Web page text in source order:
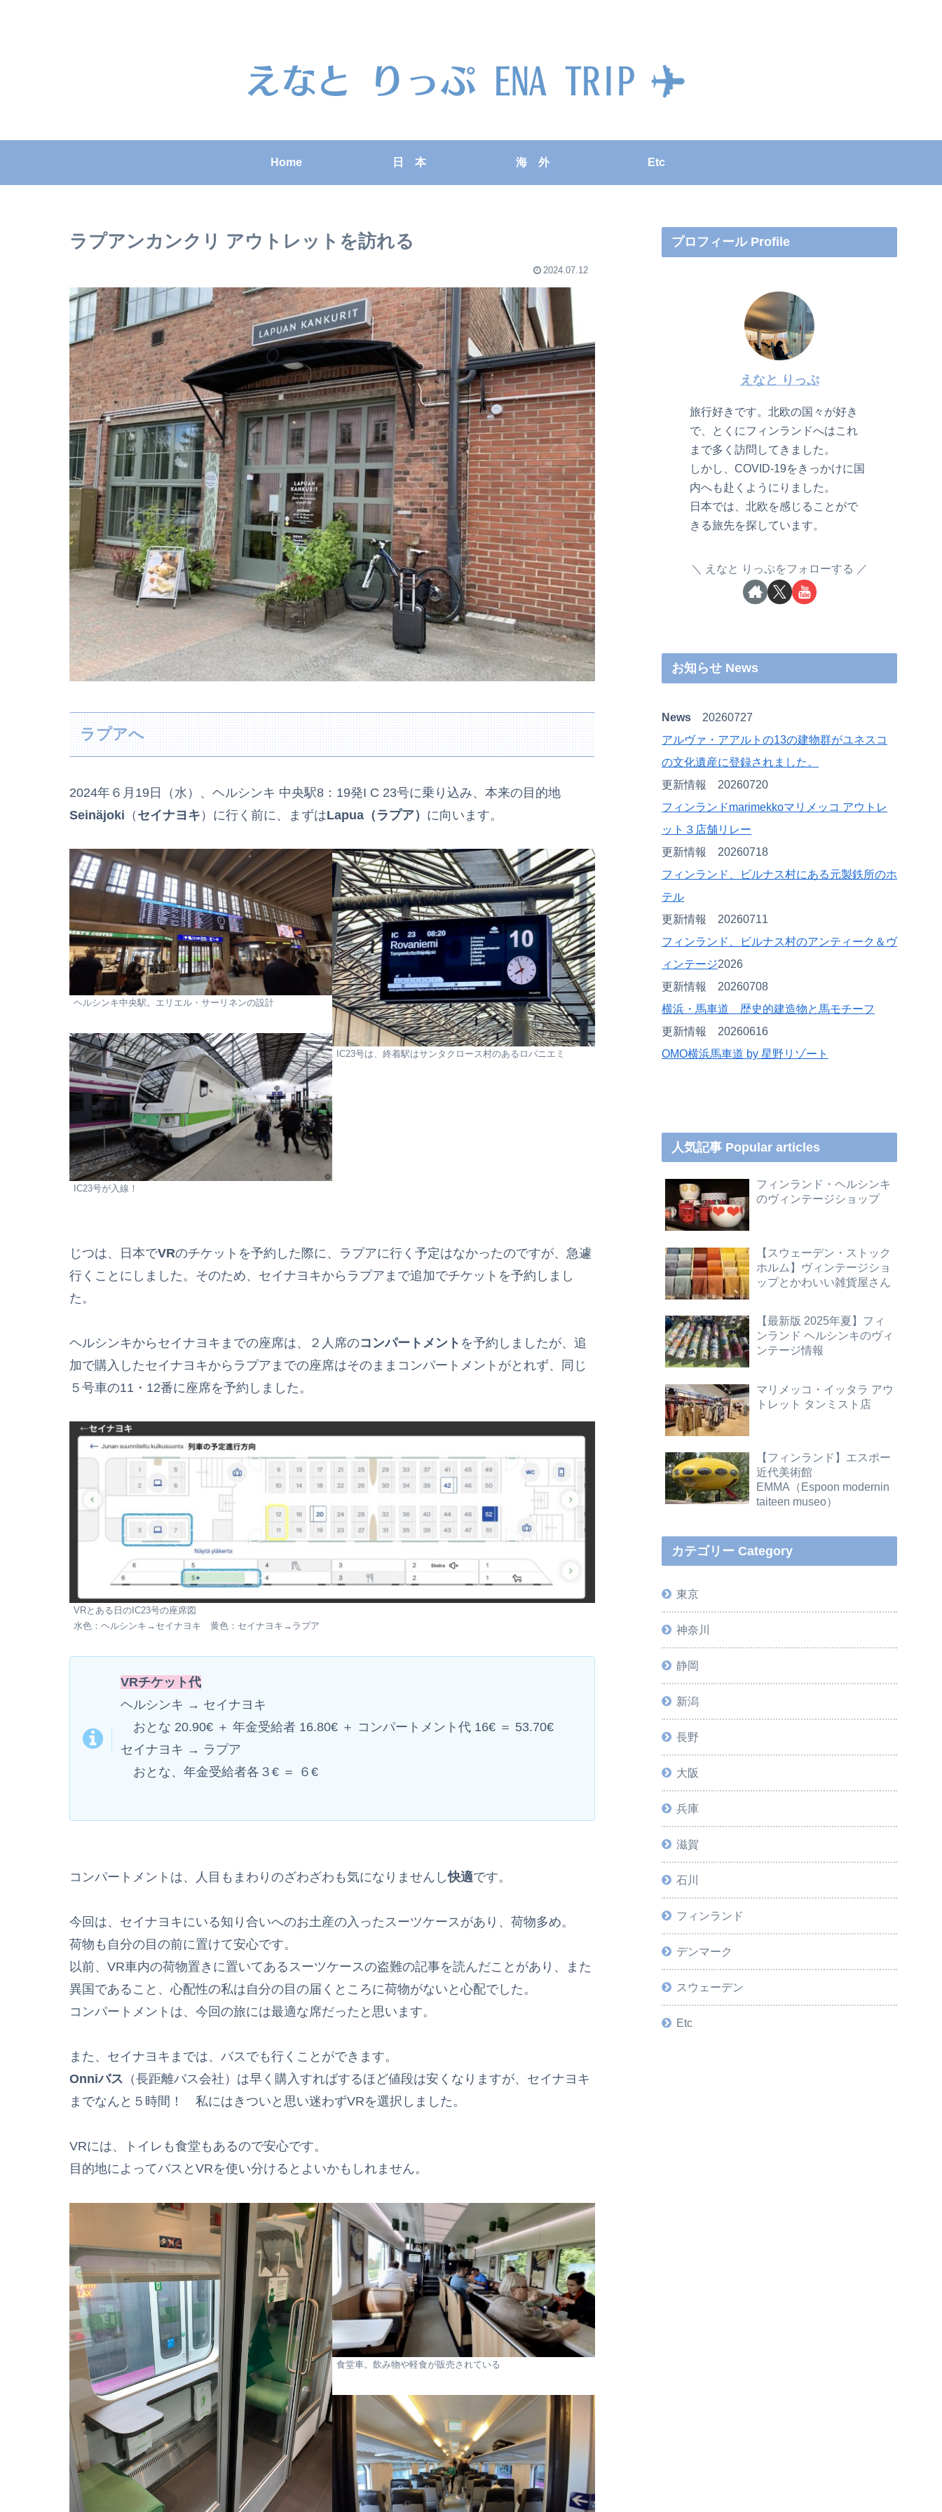
Home 日 本 海 外 Etc
ラプアンカンクリ アウトレットを訪れる
2024.07.12
ラプアへ
2024年６月19日（水）、ヘルシンキ 中央駅8：19発I C 23号に乗り込み、本来の目的地
Seinäjoki （ セイナヨキ ）に行く前に、まずはLapua（ラプア） に向います。
ヘルシンキ中央駅。エリエル・サーリネンの設計
IC23号が入線！
IC23号は、終着駅はサンタクロース村のあるロバニエミ
じつは、日本でVRのチケットを予約した際に、ラプアに行く予定はなかったのですが、急遽
行くことにしました。そのため、セイナヨキからラプアまで追加でチケットを予約しまし
た。
ヘルシンキからセイナヨキまでの座席は、２人席のコンパートメント を予約しましたが、追
加で購入したセイナヨキからラプアまでの座席はそのままコンパートメントがとれず、同じ
５号車の11・12番に座席を予約しました。
VRとある日のIC23号の座席図
水色：ヘルシンキ→セイナヨキ 黄色：セイナヨキ→ラプア
VRチケット代
ヘルシンキ → セイナヨキ
おとな 20.90€ ＋ 年金受給者 16.80€ ＋ コンパートメント代 16€ ＝ 53.70€
セイナヨキ → ラプア
おとな、年金受給者各３€ ＝ ６€
コンパートメントは、人目もまわりのざわざわも気になりませんし快適です。
今回は、セイナヨキにいる知り合いへのお土産の入ったスーツケースがあり、荷物多め。
荷物も自分の目の前に置けて安心です。
以前、VR車内の荷物置きに置いてあるスーツケースの盗難の記事を読んだことがあり、また
異国であること、心配性の私は自分の目の届くところに荷物がないと心配でした。
コンパートメントは、今回の旅には最適な席だったと思います。
また、セイナヨキまでは、バスでも行くことができます。
Onniバス （長距離バス会社）は早く購入すればするほど値段は安くなりますが、セイナヨキ
までなんと５時間！ 私にはきついと思い迷わずVRを選択しました。
VRには、トイレも食堂もあるので安心です。
目的地によってバスとVRを使い分けるとよいかもしれません。
食堂車。飲み物や軽食が販売されている
プロフィール Profile
えなと りっぷ
旅行好きです。北欧の国々が好き
で、とくにフィンランドへはこれ
まで多く訪問してきました。
しかし、COVID-19をきっかけに国
内へも赴くようにりました。
日本では、北欧を感じることがで
きる旅先を探しています。
えなと りっぷをフォローする
お知らせ News
News 20260727
アルヴァ・アアルトの13の建物群がユネスコ
の文化遺産に登録されました。
更新情報 20260720
フィンランドmarimekkoマリメッコ アウトレ
ット３店舗リレー
更新情報 20260718
フィンランド、ビルナス村にある元製鉄所のホ
テル
更新情報 20260711
フィンランド、ビルナス村のアンティーク＆ヴ
ィンテージ2026
更新情報 20260708
横浜・馬車道 歴史的建造物と馬モチーフ
更新情報 20260616
OMO横浜馬車道 by 星野リゾート
人気記事 Popular articles
フィンランド・ヘルシンキ
のヴィンテージショップ
【スウェーデン・ストック
ホルム】ヴィンテージショ
ップとかわいい雑貨屋さん
【最新版 2025年夏】フィ
ンランド ヘルシンキのヴィ
ンテージ情報
マリメッコ・イッタラ アウ
トレット タンミスト店
【フィンランド】エスポー
近代美術館
EMMA（Espoon modernin
taiteen museo）
カテゴリー Category
東京
神奈川
静岡
新潟
長野
大阪
兵庫
滋賀
石川
フィンランド
デンマーク
スウェーデン
Etc